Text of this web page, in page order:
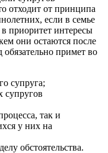
отходит от принципа
если в семье
в приоритет интересы
они остаются после
примет во
супруга;
супругов
так и
у них на
обстоятельства.